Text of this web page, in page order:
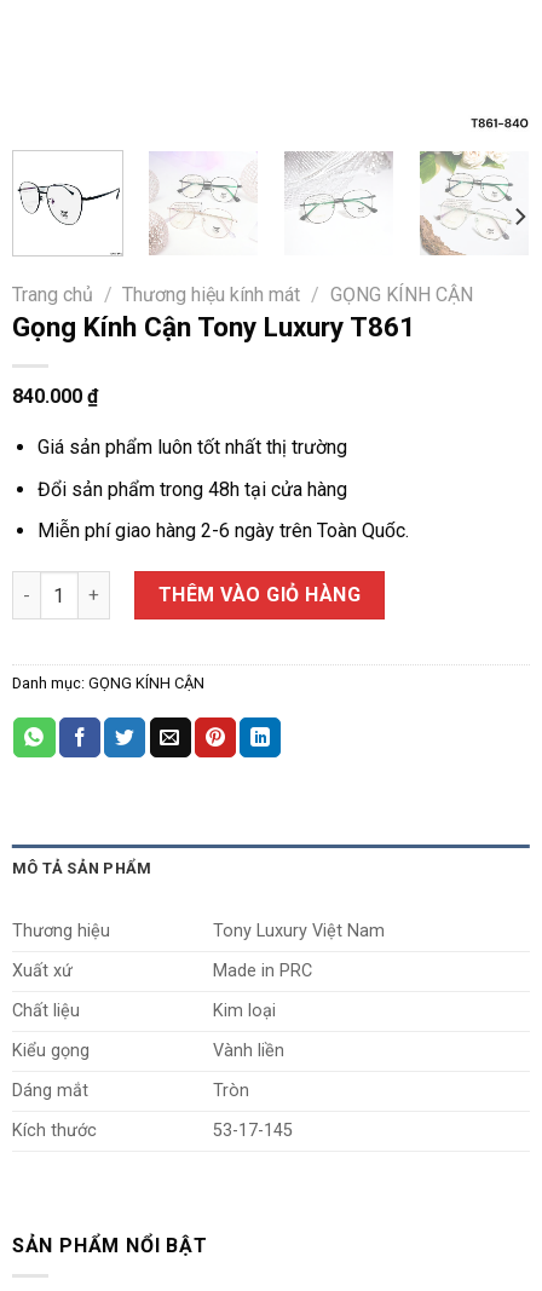
Trang chủ / Thương hiệu kính mát / GỌNG KÍNH CẬN
Gọng Kính Cận Tony Luxury T861
840.000 ₫
Giá sản phẩm luôn tốt nhất thị trường
Đổi sản phẩm trong 48h tại cửa hàng
Miễn phí giao hàng 2-6 ngày trên Toàn Quốc.
Gọng Kính Cận Tony Luxury T861 số lượng
THÊM VÀO GIỎ HÀNG
Danh mục: GỌNG KÍNH CẬN
MÔ TẢ SẢN PHẨM
Thương hiệu
Tony Luxury Việt Nam
Xuất xứ
Made in PRC
Chất liệu
Kim loại
Kiểu gọng
Vành liền
Dáng mắt
Tròn
Kích thước
53-17-145
SẢN PHẨM NỔI BẬT